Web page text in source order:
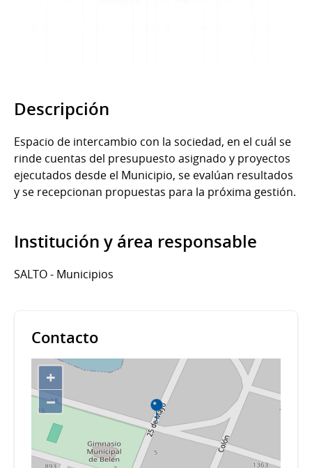
Descripción
Espacio de intercambio con la sociedad, en el cuál se
rinde cuentas del presupuesto asignado y proyectos
ejecutados desde el Municipio, se evalúan resultados
y se recepcionan propuestas para la próxima gestión.
Institución y área responsable
SALTO - Municipios
Contacto
+
−